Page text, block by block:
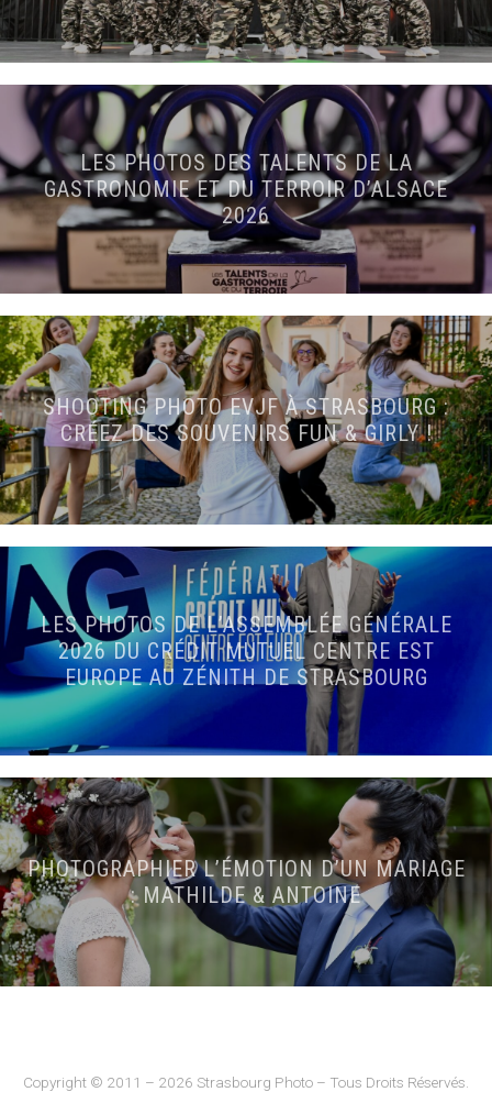
LES PHOTOS DES TALENTS DE LA
GASTRONOMIE ET DU TERROIR D’ALSACE
2026
SHOOTING PHOTO EVJF À STRASBOURG :
CRÉEZ DES SOUVENIRS FUN & GIRLY !
LES PHOTOS DE L’ASSEMBLÉE GÉNÉRALE
2026 DU CRÉDIT MUTUEL CENTRE EST
EUROPE AU ZÉNITH DE STRASBOURG
PHOTOGRAPHIER L’ÉMOTION D’UN MARIAGE
: MATHILDE & ANTOINE
Copyright © 2011 – 2026 Strasbourg Photo – Tous Droits Réservés.